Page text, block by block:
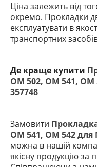
Ціна залежить від
окремо. Прокладки
експлуатувати в
транспортних
Де краще купити
ОМ 502, ОМ 541, ОМ
357748
Замовити
ОМ 541, ОМ 542 для
можна в нашій
якісну продукцію